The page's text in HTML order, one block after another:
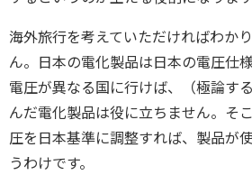
海外旅行を考えていただければわか
ん。日本の電化製品は日本の電圧仕
電圧が異なる国に行けば、（極論す
んだ電化製品は役に立ちません。そ
圧を日本基準に調整すれば、製品が
うわけです。